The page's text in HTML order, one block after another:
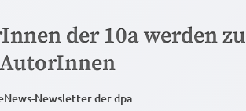
der 10a werden zu
Newsletter der dpa